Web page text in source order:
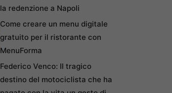
la redenzione a Napoli
Come creare un menu digitale
gratuito per il ristorante con
MenuForma
Federico Venco: Il tragico
destino del motociclista che ha